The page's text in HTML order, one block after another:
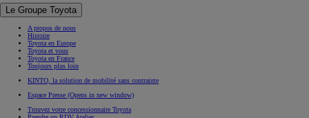
Le Groupe Toyota
A propos de nous
Histoire
Toyota en Europe
Toyota et vous
Toyota en France
Toujours plus loin
KINTO, la solution de mobilité sans contrainte
Espace Presse (Opens in new window)
Trouvez votre concessionnaire Toyota